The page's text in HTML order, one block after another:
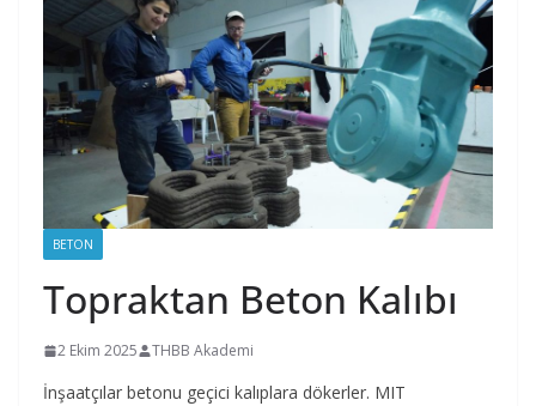
BETON
Topraktan Beton Kalıbı
2 Ekim 2025 THBB Akademi
İnşaatçılar betonu geçici kalıplara dökerler. MIT